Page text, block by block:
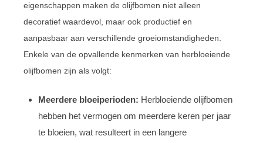
eigenschappen maken de olijfbomen niet alleen
decoratief waardevol, maar ook productief en
aanpasbaar aan verschillende groeiomstandigheden.
Enkele van de opvallende kenmerken van herbloeiende
olijfbomen zijn als volgt:
Meerdere bloeiperioden: Herbloeiende olijfbomen
hebben het vermogen om meerdere keren per jaar
te bloeien, wat resulteert in een langere